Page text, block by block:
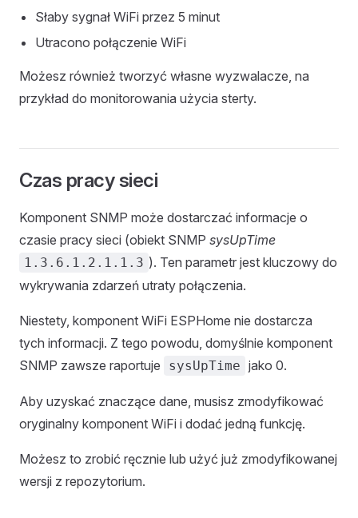
Słaby sygnał WiFi przez 5 minut
Utracono połączenie WiFi
Możesz również tworzyć własne wyzwalacze, na
przykład do monitorowania użycia sterty.
Czas pracy sieci
Komponent SNMP może dostarczać informacje o
czasie pracy sieci (obiekt SNMP sysUpTime
1.3.6.1.2.1.1.3 ). Ten parametr jest kluczowy do
wykrywania zdarzeń utraty połączenia.
Niestety, komponent WiFi ESPHome nie dostarcza
tych informacji. Z tego powodu, domyślnie komponent
SNMP zawsze raportuje
sysUpTime jako 0.
Aby uzyskać znaczące dane, musisz zmodyfikować
oryginalny komponent WiFi i dodać jedną funkcję.
Możesz to zrobić ręcznie lub użyć już zmodyfikowanej
wersji z repozytorium.